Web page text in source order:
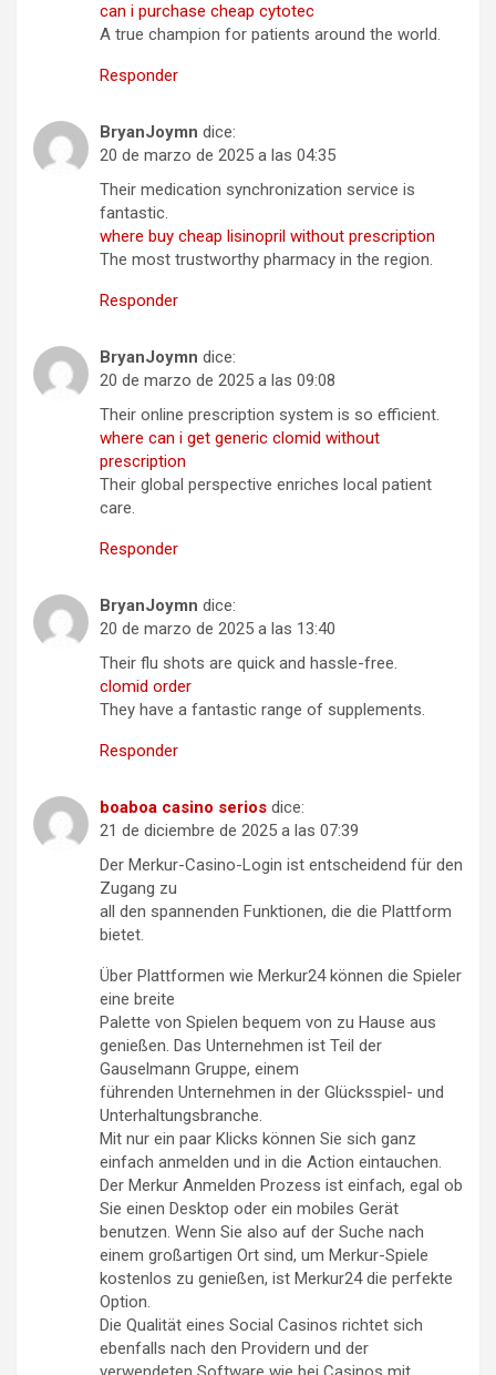
can i purchase cheap cytotec
A true champion for patients around the world.
Responder
BryanJoymn dice:
20 de marzo de 2025 a las 04:35
Their medication synchronization service is
fantastic.
where buy cheap lisinopril without prescription
The most trustworthy pharmacy in the region.
Responder
BryanJoymn dice:
20 de marzo de 2025 a las 09:08
Their online prescription system is so efficient.
where can i get generic clomid without
prescription
Their global perspective enriches local patient
care.
Responder
BryanJoymn dice:
20 de marzo de 2025 a las 13:40
Their flu shots are quick and hassle-free.
clomid order
They have a fantastic range of supplements.
Responder
boaboa casino serios dice:
21 de diciembre de 2025 a las 07:39
Der Merkur-Casino-Login ist entscheidend für den
Zugang zu
all den spannenden Funktionen, die die Plattform
bietet.
Über Plattformen wie Merkur24 können die Spieler
eine breite
Palette von Spielen bequem von zu Hause aus
genießen. Das Unternehmen ist Teil der
Gauselmann Gruppe, einem
führenden Unternehmen in der Glücksspiel- und
Unterhaltungsbranche.
Mit nur ein paar Klicks können Sie sich ganz
einfach anmelden und in die Action eintauchen.
Der Merkur Anmelden Prozess ist einfach, egal ob
Sie einen Desktop oder ein mobiles Gerät
benutzen. Wenn Sie also auf der Suche nach
einem großartigen Ort sind, um Merkur-Spiele
kostenlos zu genießen, ist Merkur24 die perfekte
Option.
Die Qualität eines Social Casinos richtet sich
ebenfalls nach den Providern und der